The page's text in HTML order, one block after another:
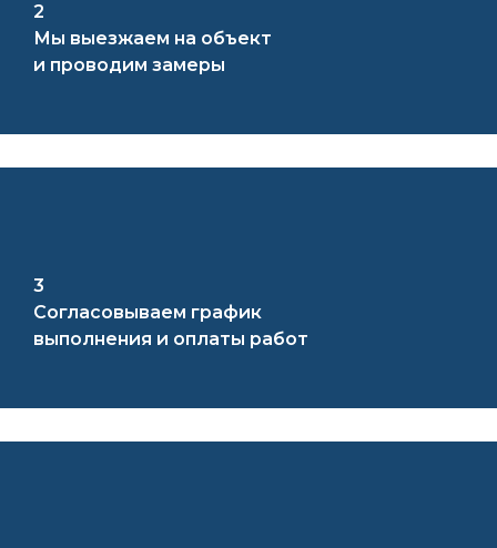
2
Мы выезжаем на объект
и проводим замеры
3
Согласовываем график
выполнения и оплаты работ